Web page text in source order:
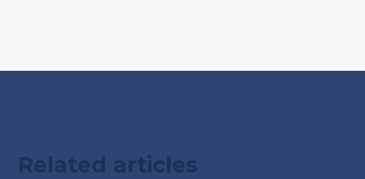
Related articles